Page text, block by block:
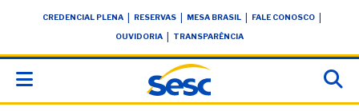
conteúdoCREDENCIAL PLENA RESERVAS MESA BRASIL FALE CONOSCO
OUVIDORIA TRANSPARÊNCIA